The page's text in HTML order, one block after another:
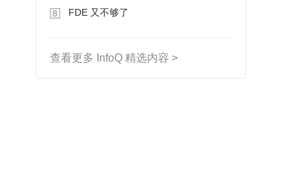
8 FDE 又不够了
查看更多 InfoQ 精选内容 >